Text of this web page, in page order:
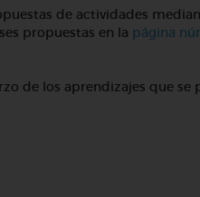
de actividades
propuestas en la página
de los aprendizajes que se